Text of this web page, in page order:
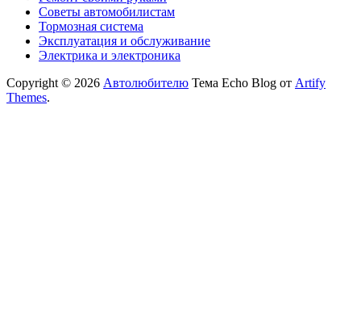
Советы автомобилистам
Тормозная система
Эксплуатация и обслуживание
Электрика и электроника
Copyright © 2026 Автолюбителю Тема Echo Blog от Artify
Themes.